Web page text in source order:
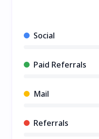
Social
Paid Referrals
Mail
Referrals